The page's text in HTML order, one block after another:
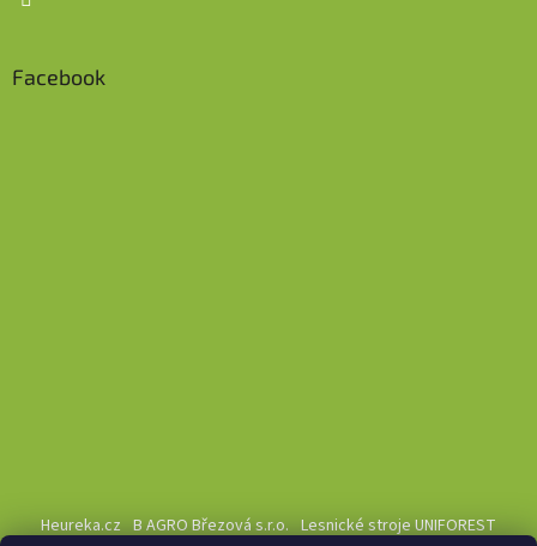
Facebook
Heureka.cz B AGRO Březová s.r.o. Lesnické stroje UNIFOREST